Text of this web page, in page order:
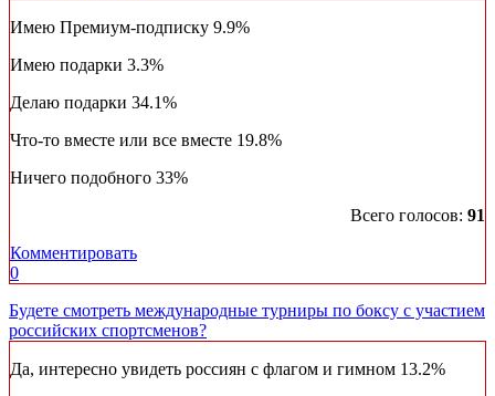
Имею Премиум-подписку 9.9%
Имею подарки 3.3%
Делаю подарки 34.1%
Что-то вместе или все вместе 19.8%
Ничего подобного 33%
Всего голосов: 91
Комментировать
0
Будете смотреть международные турниры по боксу с участием
российских спортсменов?
Да, интересно увидеть россиян с флагом и гимном 13.2%